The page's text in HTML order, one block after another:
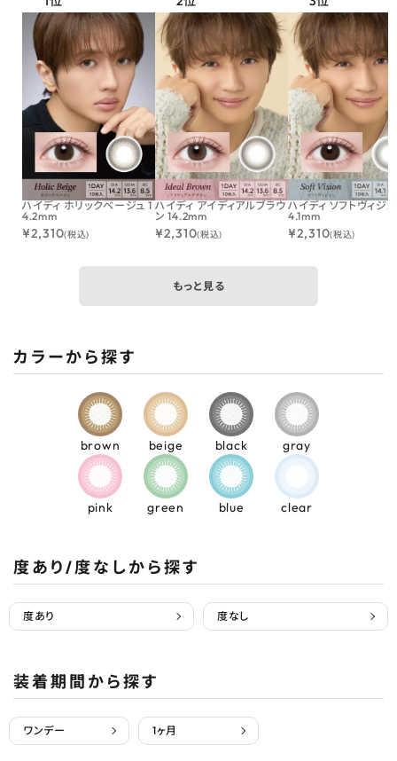
ハイディ ホリックベージュ 1
4.2mm
¥2,310(税込)
ハイディ アイディアルブラウ
ン 14.2mm
¥2,310(税込)
ハイディ ソフトヴィジ
4.1mm
¥2,310(税込)
もっと見る
カラーから探す
brown beige black gray
pink green blue clear
度あり/度なしから探す
度あり 度なし
装着期間から探す
ワンデー 1ヶ月